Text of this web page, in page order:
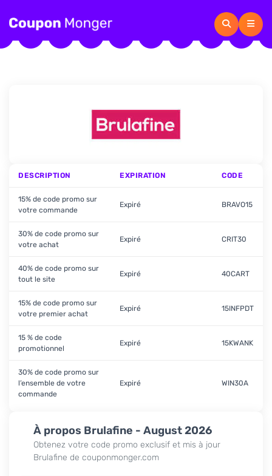
À propos Brulafine - August 2026
Obtenez votre code promo exclusif et mis à jour
Brulafine de couponmonger.com
DESCRIPTION EXPIRATION CODE
15% de code promo sur
votre commande
Expiré BRAVO15
30% de code promo sur
votre achat
Expiré CRIT30
40% de code promo sur
tout le site
Expiré 40CART
15% de code promo sur
votre premier achat
Expiré 15INFPDT
15 % de code
promotionnel
Expiré 15KWANK
30% de code promo sur
l’ensemble de votre
commande
Expiré WIN30A